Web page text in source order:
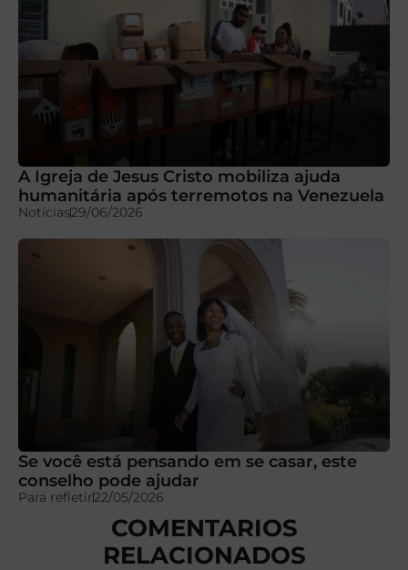
A Igreja de Jesus Cristo mobiliza ajuda
humanitária após terremotos na Venezuela
Notícias29/06/2026
Se você está pensando em se casar, este
conselho pode ajudar
Para refletir22/05/2026
COMENTARIOS
RELACIONADOS